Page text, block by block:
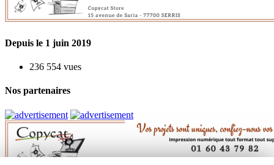
Depuis le 1 juin 2019
236 554 vues
Nos partenaires